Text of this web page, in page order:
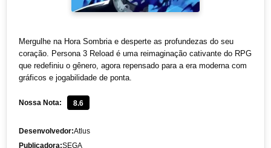
Mergulhe na Hora Sombria e desperte as profundezas do seu
coração. Persona 3 Reload é uma reimaginação cativante do RPG
que redefiniu o gênero, agora repensado para a era moderna com
gráficos e jogabilidade de ponta.
Nossa Nota: 8.6
Desenvolvedor:Atlus
Publicadora:SEGA